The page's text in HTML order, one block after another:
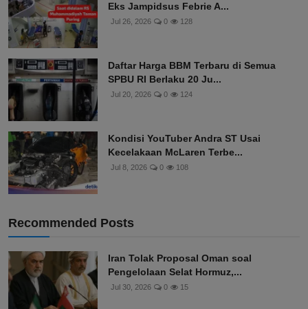
Eks Jampidsus Febrie A...
Jul 26, 2026 0 128
Daftar Harga BBM Terbaru di Semua
SPBU RI Berlaku 20 Ju...
Jul 20, 2026 0 124
Kondisi YouTuber Andra ST Usai
Kecelakaan McLaren Terbe...
Jul 8, 2026 0 108
Recommended Posts
Iran Tolak Proposal Oman soal
Pengelolaan Selat Hormuz,...
Jul 30, 2026 0 15